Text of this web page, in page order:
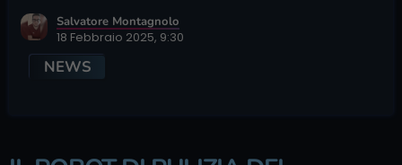
Salvatore Montagnolo
18 Febbraio 2025, 9:30
NEWS